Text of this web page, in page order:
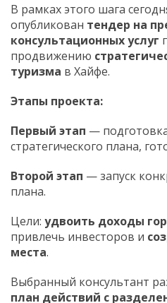
В рамках этого шага
опубликован тендер на
консультационных услуг
продвижению
туризма в Хайфе.
Этапы проекта:
Первый этап —
стратегического плана,
Второй этап — запуск
плана.
Цели: удвоить доходы
привлечь инвесторов и
места.
Выбранный консультант
план действий с